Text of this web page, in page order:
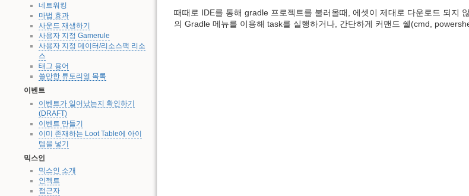
네트워킹
마법 효과
사운드 재생하기
사용자 지정 Gamerule
사용자 지정 데이터/리소스팩 리소
스
태그 용어
쓸만한 튜토리얼 목록
이벤트
이벤트가 일어났는지 확인하기
(DRAFT)
이벤트 만들기
이미 존재하는 Loot Table에 아이
템을 넣기
믹스인
믹스인 소개
인젝트
접근자
때때로 IDE를 통해 gradle 프로젝트를 불러올때, 에셋이 제대로 다운로드 되지
의 Gradle 메뉴를 이용해 task를 실행하거나, 간단하게 커맨드 쉘(cmd,